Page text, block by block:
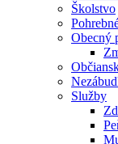
Školstvo
Obecný
Služby